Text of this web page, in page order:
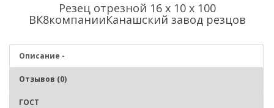
Резец отрезной 16 х 10 х 100
ВК8компанииКанашский завод резцов
Описание -
Отзывов (0)
ГОСТ